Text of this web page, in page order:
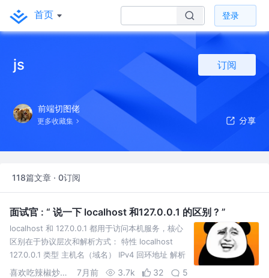
首页 登录
js 订阅
前端切图佬
更多收藏集
118篇文章 · 0订阅
面试官 : “ 说一下 localhost 和127.0.0.1 的区别 ? ”
localhost 和 127.0.0.1 都用于访问本机服务，核心
区别在于协议层次和解析方式： 特性 localhost
127.0.0.1 类型 主机名（域名） IPv4 回环地址 解析
方式 需通
喜欢吃辣椒炒肉拌面 7月前 3.7k 32 5